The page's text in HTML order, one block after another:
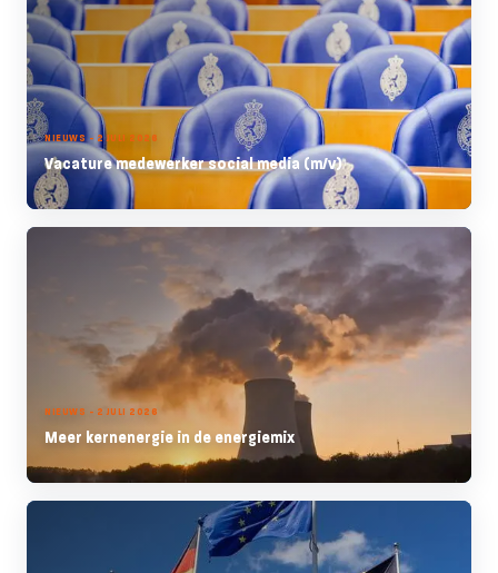
NIEUWS - 2 JULI 2026
Vacature medewerker social media (m/v)
NIEUWS - 2 JULI 2026
Meer kernenergie in de energiemix